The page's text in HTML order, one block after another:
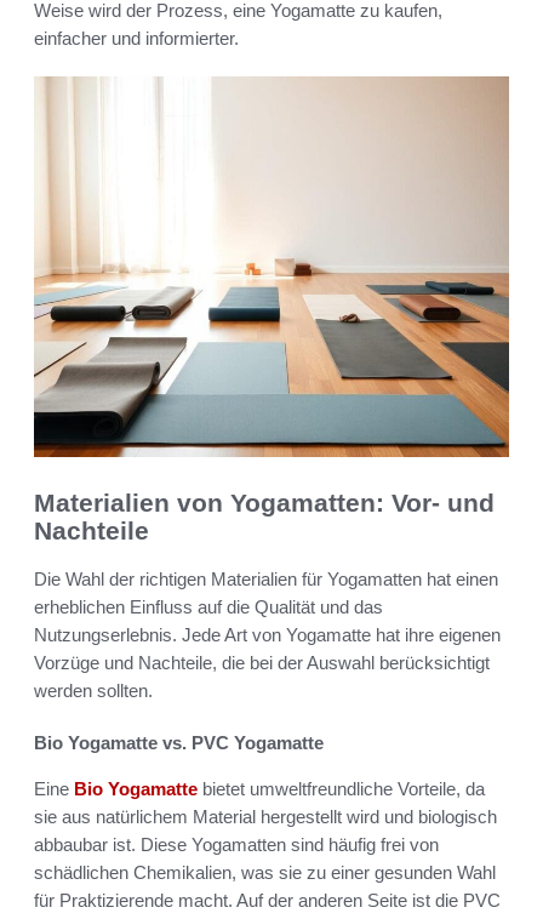
Weise wird der Prozess, eine Yogamatte zu kaufen,
einfacher und informierter.
Materialien von Yogamatten: Vor- und
Nachteile
Die Wahl der richtigen Materialien für Yogamatten hat einen
erheblichen Einfluss auf die Qualität und das
Nutzungserlebnis. Jede Art von Yogamatte hat ihre eigenen
Vorzüge und Nachteile, die bei der Auswahl berücksichtigt
werden sollten.
Bio Yogamatte vs. PVC Yogamatte
Eine Bio Yogamatte bietet umweltfreundliche Vorteile, da
sie aus natürlichem Material hergestellt wird und biologisch
abbaubar ist. Diese Yogamatten sind häufig frei von
schädlichen Chemikalien, was sie zu einer gesunden Wahl
für Praktizierende macht. Auf der anderen Seite ist die PVC